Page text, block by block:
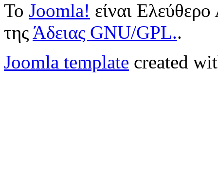
Το Joomla! είναι Ελεύθερο
της Άδειας GNU/GPL..
Joomla template created